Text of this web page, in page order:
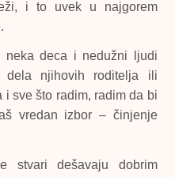
i to uvek u najgorem
neka deca i nedužni ljudi
njihovih roditelja ili
i sve što radim, radim da bi
vredan izbor – činjenje
stvari dešavaju dobrim